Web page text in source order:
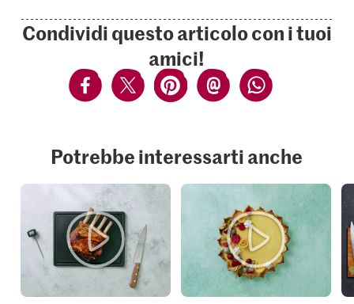
Condividi questo articolo con i tuoi
amici!
Potrebbe interessarti anche